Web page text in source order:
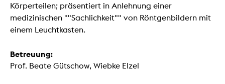
Körperteilen; präsentiert in Anlehnung einer
medizinischen ""Sachlichkeit"" von Röntgenbildern mit
einem Leuchtkasten.
Betreuung:
Prof. Beate Gütschow, Wiebke Elzel